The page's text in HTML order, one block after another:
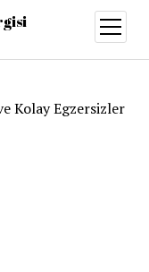
aç
Kolay Egzersizler